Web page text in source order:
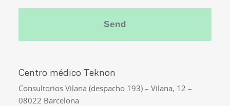
Centro médico Teknon
Consultorios Vilana (despacho 193) – Vilana, 12 –
08022 Barcelona